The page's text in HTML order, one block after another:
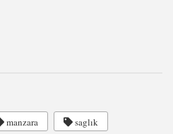
manzara saglık